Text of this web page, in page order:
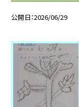
公開日 2026/06/29